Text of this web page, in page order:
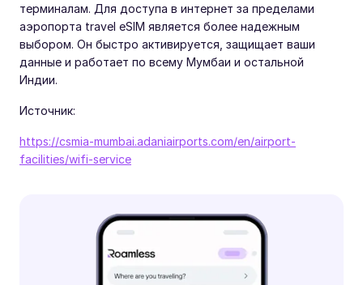
терминалам. Для доступа в интернет за пределами
аэропорта travel eSIM является более надежным
выбором. Он быстро активируется, защищает ваши
данные и работает по всему Мумбаи и остальной
Индии.
Источник:
https://csmia-mumbai.adaniairports.com/en/airport-
facilities/wifi-service